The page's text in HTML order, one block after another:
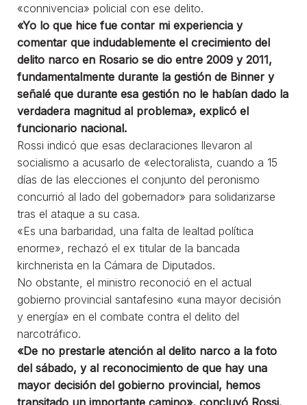
«connivencia» policial con ese delito.
«Yo lo que hice fue contar mi experiencia y
comentar que indudablemente el crecimiento del
delito narco en Rosario se dio entre 2009 y 2011,
fundamentalmente durante la gestión de Binner y
señalé que durante esa gestión no le habían dado la
verdadera magnitud al problema», explicó el
funcionario nacional.
Rossi indicó que esas declaraciones llevaron al
socialismo a acusarlo de «electoralista, cuando a 15
días de las elecciones el conjunto del peronismo
concurrió al lado del gobernador» para solidarizarse
tras el ataque a su casa.
«Es una barbaridad, una falta de lealtad política
enorme», rechazó el ex titular de la bancada
kirchnerista en la Cámara de Diputados.
No obstante, el ministro reconoció en el actual
gobierno provincial santafesino «una mayor decisión
y energía» en el combate contra el delito del
narcotráfico.
«De no prestarle atención al delito narco a la foto
del sábado, y al reconocimiento de que hay una
mayor decisión del gobierno provincial, hemos
transitado un importante camino», concluyó Rossi.